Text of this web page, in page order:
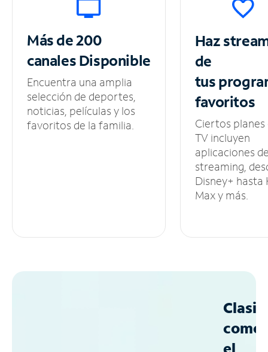
Más de 200
canalesDisponible
Encuentra una amplia
selección de deportes,
noticias, películas y los
favoritos de la familia.
Haz
de
tus
favoritos
Ciertos planes
TV incluyen
aplicaciones
streaming,
Disney+ hasta
Max y más.
como
el